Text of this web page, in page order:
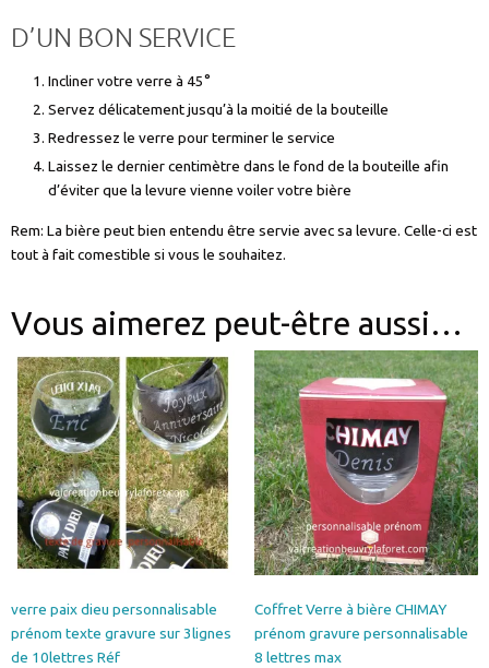
D’UN BON SERVICE
Incliner votre verre à 45°
Servez délicatement jusqu’à la moitié de la bouteille
Redressez le verre pour terminer le service
Laissez le dernier centimètre dans le fond de la bouteille afin
d’éviter que la levure vienne voiler votre bière
Rem: La bière peut bien entendu être servie avec sa levure. Celle-ci est
tout à fait comestible si vous le souhaitez.
Vous aimerez peut-être aussi…
verre paix dieu personnalisable
prénom texte gravure sur 3lignes
de 10lettres Réf
Coffret Verre à bière CHIMAY
prénom gravure personnalisable
8 lettres max